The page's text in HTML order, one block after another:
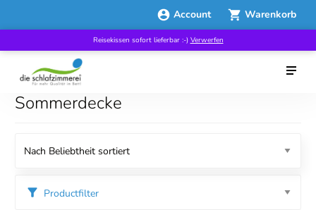
Account Warenkorb
Reisekissen sofort lieferbar :-) Verwerfen
Sommerdecke
Productfilter